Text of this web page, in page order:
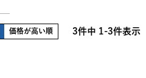
価格が高い順 3件中 1-3件表示